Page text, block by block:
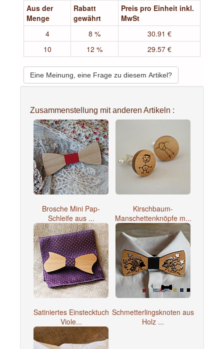
Aus der
Menge
Rabatt
gewährt
Preis pro Einheit inkl.
MwSt
4
8 %
30.91 €
10
12 % 29.57 €
Eine Meinung, eine Frage zu diesem Artikel?
Zusammenstellung mit anderen Artikeln :
Brosche Mini Pap-
Schleife aus ...
Kirschbaum-
Manschettenknöpfe m...
Satiniertes Einstecktuch
Viole...
Schmetterlingsknoten aus
Holz ...